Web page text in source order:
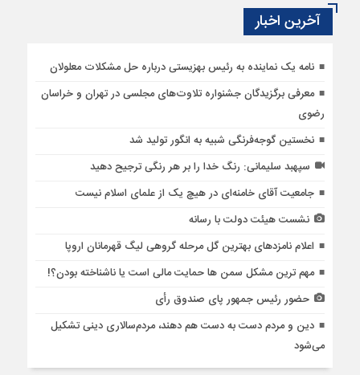
آخرین اخبار
نامه یک نماینده به رئیس بهزیستی درباره حل مشکلات معلولان
معرفی برگزیدگان جشنواره تلاوت‌های مجلسی در تهران و خراسان
رضوی
نخستین گوجه‌فرنگی شبیه به انگور تولید شد
سپهبد سلیمانی: رنگ خدا را بر هر رنگی ترجیح دهید
جامعیت آقای خامنه‌ای در هیچ یک از علمای اسلام نیست
نشست هیئت دولت با رسانه
اعلام نامزدهای بهترین گل مرحله گروهی لیگ قهرمانان اروپا
مهم ترین مشکل سمن ها حمایت مالی است یا ناشناخته بودن؟!
حضور رئیس جمهور پای صندوق رأی
دین و مردم دست به‌ دست هم دهند، مردم‌سالاری دینی تشکیل
می‌شود